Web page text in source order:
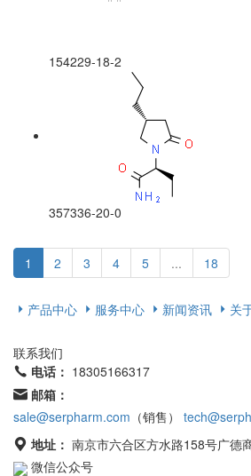
154229-18-2
357336-20-0
1 2 3 4 5 ... 18
产品中心 服务中心 新闻资讯 关
联系我们
电话： 18305166317
邮箱：
sale@serpharm.com （销售）
地址： 南京市六合区方水路158号广德
微信公众号